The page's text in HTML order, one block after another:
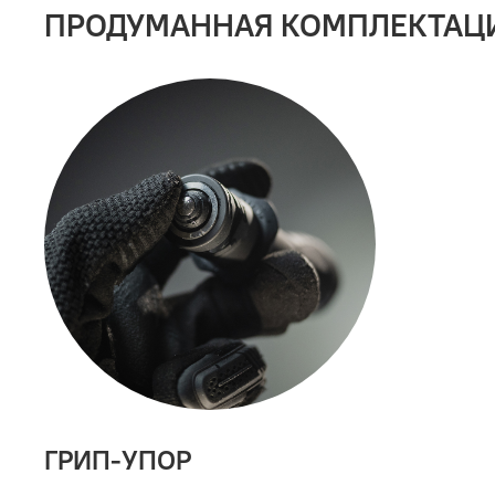
ПРОДУМАННАЯ
ГРИП-УПОР